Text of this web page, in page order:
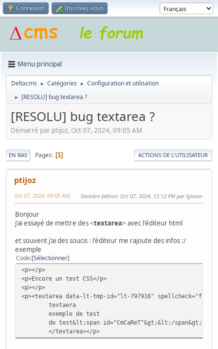
Connexion Inscrivez-vous
Menu principal
Deltacms ► Catégories ► Configuration et utilisation
► [RESOLU] bug textarea ?
[RESOLU] bug textarea ?
Démarré par ptijoz, Oct 07, 2024, 09:05 AM
EN BAS Pages 1 ACTIONS DE L'UTILISATEUR
ptijoz
Oct 07, 2024, 09:05 AM Dernière édition: Oct 07, 2024, 12:12 PM par Sylvain
Bonjour
j'ai essayé de mettre des <textarea> avec l'éditeur html
et souvent j'ai des soucis : l'éditeur me rajoute des infos :/
exemple
Code Sélectionner
<p></p>
<p>Encore un test CSS</p>
<p></p>
<p><textarea data-lt-tmp-id="lt-797916"
textaera
exemple de test
de test&lt;span id="CmCaReT"&gt;&lt;/span&gt;
</textarea></p>